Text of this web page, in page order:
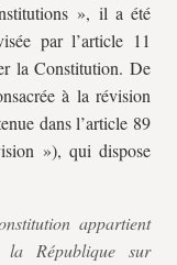
», il a été
par l’article 11
la Constitution. De
à la révision
dans l’article 89
»), qui dispose
appartient
la République sur